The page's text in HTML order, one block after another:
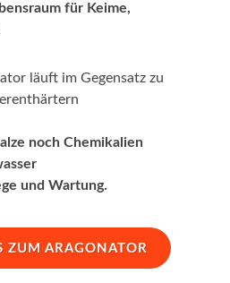
für Keime,
läuft im Gegensatz zu
noch Chemikalien
und Wartung.
ZUM ARAGONATOR